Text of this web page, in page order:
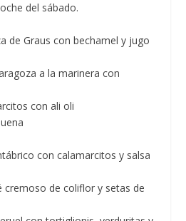
del sábado.
de Graus con bechamel y jugo
a la marinera con
con ali oli
con calamarcitos y salsa
cremoso de coliflor y setas de